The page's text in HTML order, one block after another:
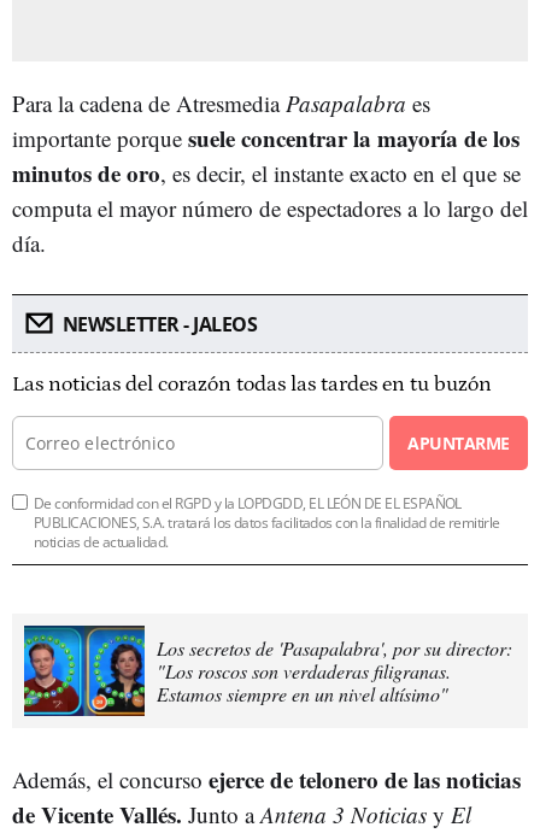
Para la cadena de Atresmedia Pasapalabra es
importante porque suele concentrar la mayoría de los
minutos de oro, es decir, el instante exacto en el que se
computa el mayor número de espectadores a lo largo del
día.
NEWSLETTER - JALEOS
Las noticias del corazón todas las tardes en tu buzón
APUNTARME
De conformidad con el RGPD y la LOPDGDD, EL LEÓN DE EL ESPAÑOL
PUBLICACIONES, S.A. tratará los datos facilitados con la finalidad de remitirle
noticias de actualidad.
Los secretos de 'Pasapalabra', por su director:
"Los roscos son verdaderas filigranas.
Estamos siempre en un nivel altísimo"
Además, el concurso ejerce de telonero de las noticias
de Vicente Vallés. Junto aAntena 3 Noticias y El